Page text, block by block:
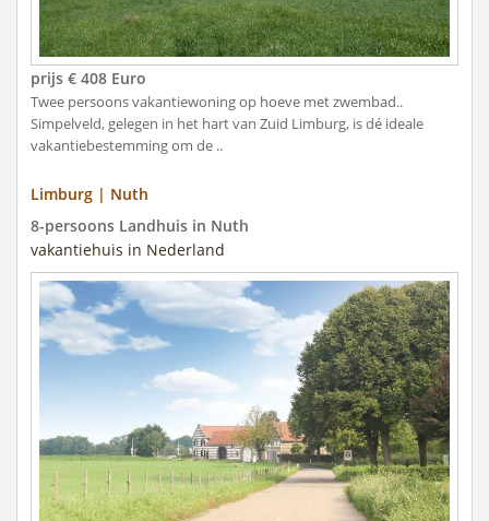
prijs € 408 Euro
Twee persoons vakantiewoning op hoeve met zwembad..
Simpelveld, gelegen in het hart van Zuid Limburg, is dé ideale
vakantiebestemming om de ..
Limburg | Nuth
8-persoons Landhuis in Nuth
vakantiehuis in Nederland